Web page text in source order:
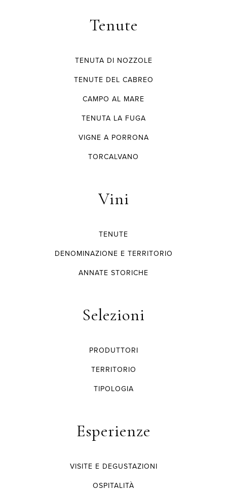
Tenute
TENUTA DI NOZZOLE
TENUTE DEL CABREO
CAMPO AL MARE
TENUTA LA FUGA
VIGNE A PORRONA
TORCALVANO
Vini
TENUTE
DENOMINAZIONE E TERRITORIO
ANNATE STORICHE
Selezioni
PRODUTTORI
TERRITORIO
TIPOLOGIA
Esperienze
VISITE E DEGUSTAZIONI
OSPITALITÀ